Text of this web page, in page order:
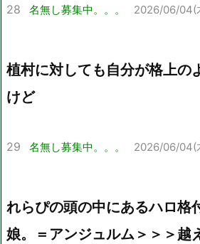
28 名無し募集中。。。 2026/06/04(
植村に対しても自分が格上の
けど
29 名無し募集中。。。 2026/06/04(
れらぴの頭の中にあるハロ格
娘。＝アンジュルム＞＞＞越